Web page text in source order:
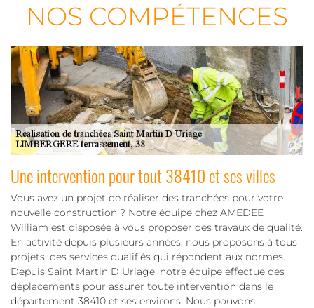
NOS COMPÉTENCES
Une intervention pour tout 38410 et ses villes
Vous avez un projet de réaliser des tranchées pour votre
nouvelle construction ? Notre équipe chez AMEDEE
William est disposée à vous proposer des travaux de qualité.
En activité depuis plusieurs années, nous proposons à tous
projets, des services qualifiés qui répondent aux normes.
Depuis Saint Martin D Uriage, notre équipe effectue des
déplacements pour assurer toute intervention dans le
département 38410 et ses environs. Nous pouvons